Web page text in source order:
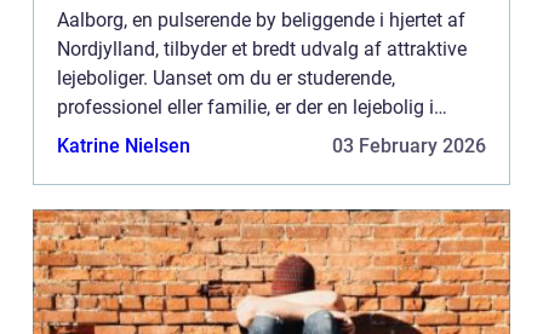
Aalborg, en pulserende by beliggende i hjertet af
Nordjylland, tilbyder et bredt udvalg af attraktive
lejeboliger. Uanset om du er studerende,
professionel eller familie, er der en lejebolig i
Aalborg, der matcher dine behov og ønsker. I
Katrine Nielsen 03 February 2026